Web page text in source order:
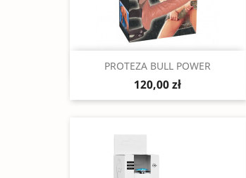
Szybki podgląd
PROTEZA BULL POWER
120,00 zł